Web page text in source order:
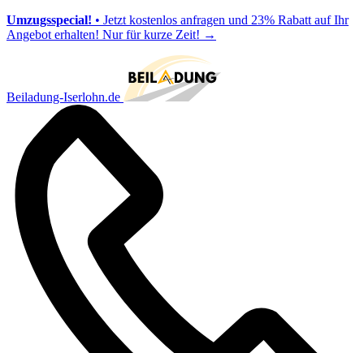
Umzugsspecial! • Jetzt kostenlos anfragen und 23% Rabatt auf Ihr
Angebot erhalten! Nur für kurze Zeit! →
Beiladung-Iserlohn.de